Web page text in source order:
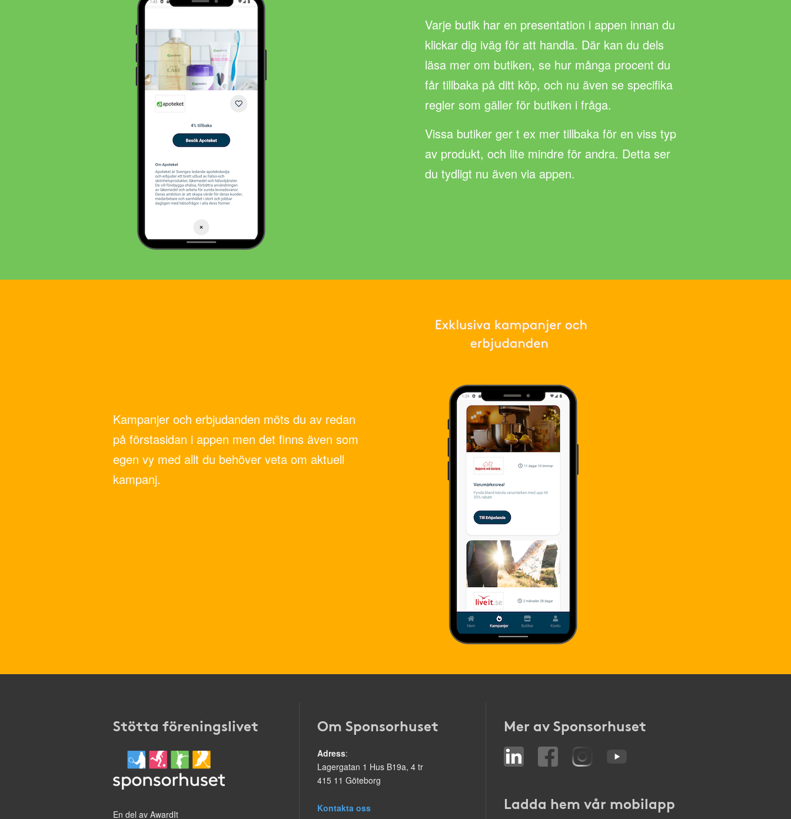
Varje butik har en presentation i appen innan du
klickar dig iväg för att handla. Där kan du dels
läsa mer om butiken, se hur många procent du
får tillbaka på ditt köp, och nu även se specifika
regler som gäller för butiken i fråga.
Vissa butiker ger t ex mer tillbaka för en viss typ
av produkt, och lite mindre för andra. Detta ser
du tydligt nu även via appen.
Kampanjer och erbjudanden möts du av redan
på förstasidan i appen men det finns även som
egen vy med allt du behöver veta om aktuell
kampanj.
Stötta föreningslivet
En del av AwardIt
Om Sponsorhuset
Adress:
Lagergatan 1 Hus B19a, 4 tr
415 11 Göteborg
Kontakta oss
Mer av Sponsorhuset
Ladda hem vår mobilapp